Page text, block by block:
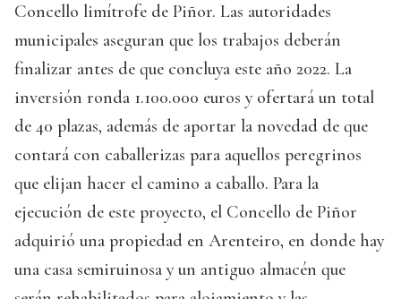
Concello limítrofe de Piñor. Las autoridades
municipales aseguran que los trabajos deberán
finalizar antes de que concluya este año 2022. La
inversión ronda 1.100.000 euros y ofertará un total
de 40 plazas, además de aportar la novedad de que
contará con caballerizas para aquellos peregrinos
que elijan hacer el camino a caballo. Para la
ejecución de este proyecto, el Concello de Piñor
adquirió una propiedad en Arenteiro, en donde hay
una casa semiruinosa y un antiguo almacén que